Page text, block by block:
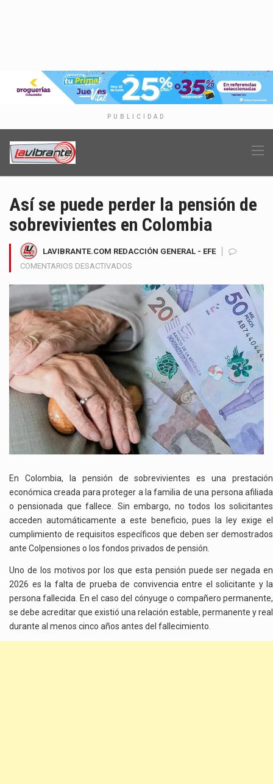
PUBLICIDAD
Así se puede perder la pensión de
sobrevivientes en Colombia
LAVIBRANTE.COM REDACCIÓN GENERAL - EFE
COMENTARIOS DESACTIVADOS
SE
PUEDE
PERDER
LA
PENSIÓN
SOBREVIVIENTES
EN
COLOMBIA
En Colombia, la pensión de sobrevivientes es una prestación
económica creada para proteger a la familia de una persona afiliada
o pensionada que fallece. Sin embargo, no todos los solicitantes
acceden automáticamente a este beneficio, pues la ley exige el
cumplimiento de requisitos específicos que deben ser demostrados
ante Colpensiones o los fondos privados de pensión.
Uno de los motivos por los que esta pensión puede ser negada en
2026 es la falta de prueba de convivencia entre el solicitante y la
persona fallecida. En el caso del cónyuge o compañero permanente,
se debe acreditar que existió una relación estable, permanente y real
durante al menos cinco años antes del fallecimiento.